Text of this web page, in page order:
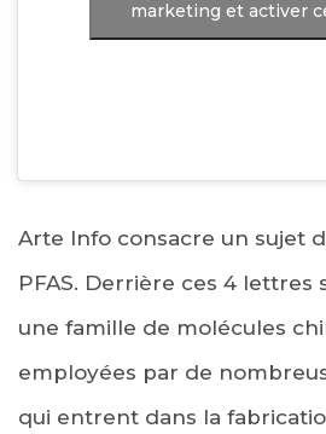
marketing et activer
Arte Info consacre un sujet
PFAS. Derrière ces 4
une famille de molécules
employées par de
qui entrent dans la